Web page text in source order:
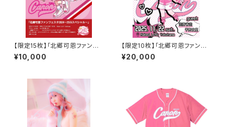
【限定15枚】「北郷可恩ファンフ
ェスタ2024〜25thスペシャ
ル〜」VIPチケット
¥10,000
【限定10枚】「北郷可恩ファンフ
ェスタ2025」SVIPチケット
¥20,000